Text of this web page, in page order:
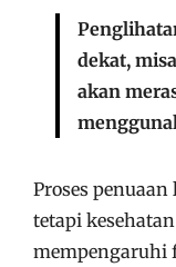
dekat,
akan
Proses
tetapi
mempengaruhi